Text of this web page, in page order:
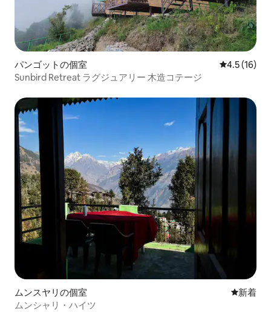
パンゴットの個室 レビュー16
4.5 (16)
Sunbird Retreat ラグジュアリー 木造コテージ
ムンスヤリの個室 新しい宿
新着
ムンシャリ・ハイツ